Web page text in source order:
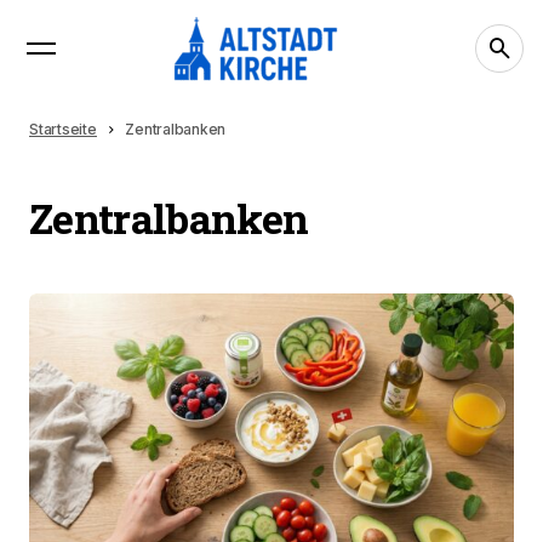
Startseite Zentralbanken
Zentralbanken